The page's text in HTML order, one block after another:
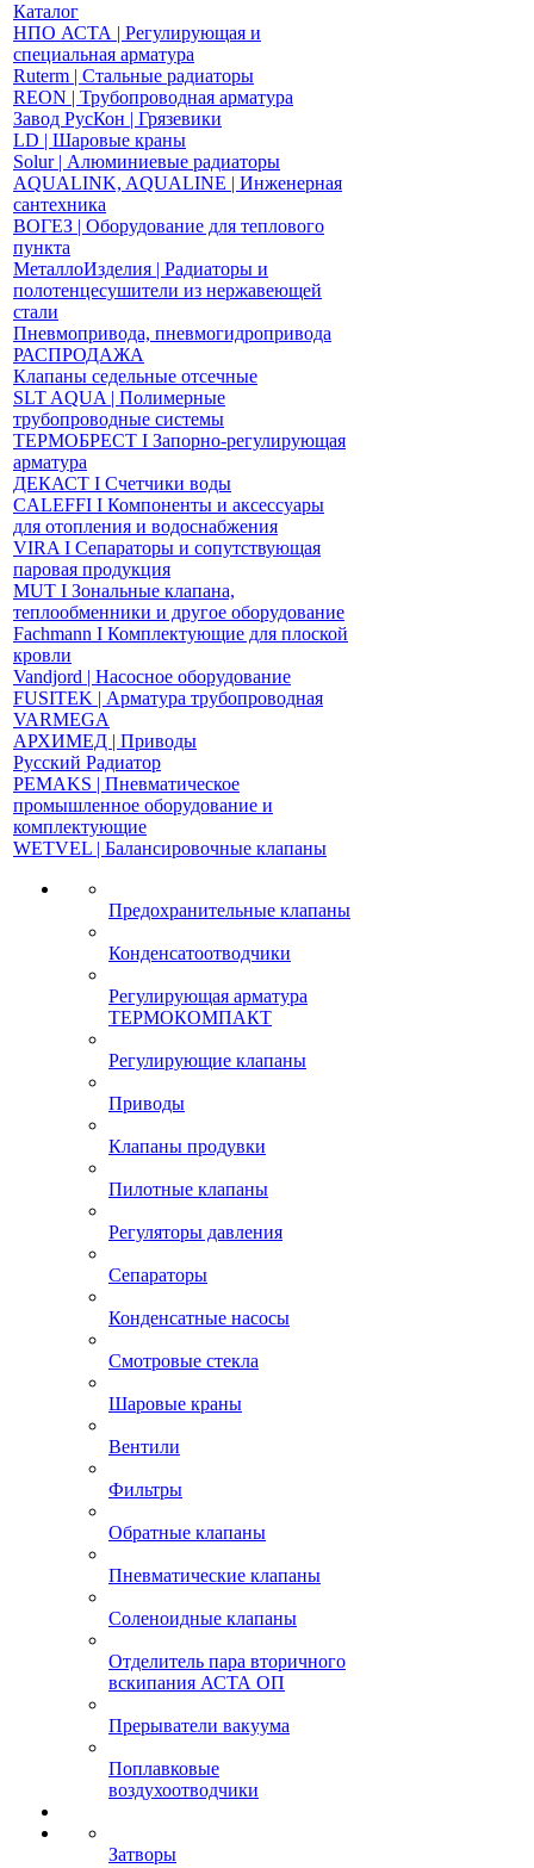
Каталог
НПО АСТА | Регулирующая и
специальная арматура
Ruterm | Стальные радиаторы
REON | Трубопроводная арматура
Завод РусКон | Грязевики
LD | Шаровые краны
Solur | Алюминиевые радиаторы
AQUALINK, AQUALINE | Инженерная
сантехника
ВОГЕЗ | Оборудование для теплового
пункта
МеталлоИзделия | Радиаторы и
полотенцесушители из нержавеющей
стали
Пневмопривода, пневмогидропривода
РАСПРОДАЖА
Клапаны седельные отсечные
SLT AQUA | Полимерные
трубопроводные системы
ТЕРМОБРЕСТ І Запорно-регулирующая
арматура
ДЕКАСТ І Счетчики воды
CALEFFI І Компоненты и аксессуары
для отопления и водоснабжения
VIRA І Сепараторы и сопутствующая
паровая продукция
MUT І Зональные клапана,
теплообменники и другое оборудование
Fachmann І Комплектующие для плоской
кровли
Vandjord | Насосное оборудование
FUSITEK | Арматура трубопроводная
VARMEGA
АРХИМЕД | Приводы
Русский Радиатор
PEMAKS | Пневматическое
промышленное оборудование и
комплектующие
WETVEL | Балансировочные клапаны
Предохранительные клапаны
Конденсатоотводчики
Регулирующая арматура
ТЕРМОКОМПАКТ
Регулирующие клапаны
Приводы
Клапаны продувки
Пилотные клапаны
Регуляторы давления
Сепараторы
Конденсатные насосы
Смотровые стекла
Шаровые краны
Вентили
Фильтры
Обратные клапаны
Пневматические клапаны
Соленоидные клапаны
Отделитель пара вторичного
вскипания АСТА ОП
Прерыватели вакуума
Поплавковые
воздухоотводчики
Затворы